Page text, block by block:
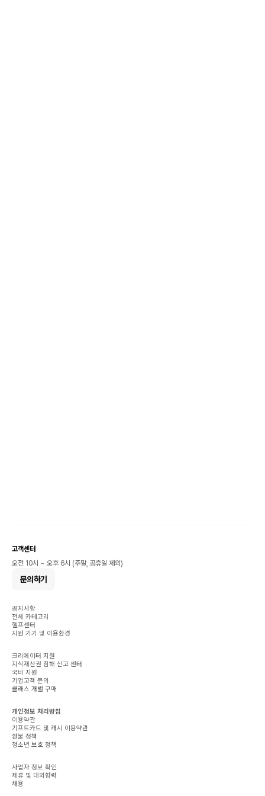
고객센터
오전 10시 ~ 오후 6시 (주말, 공휴일 제외)
문의하기
공지사항
전체 카테고리
헬프센터
지원 기기 및 이용환경
크리에이터 지원
지식재산권 침해 신고 센터
국비 지원
기업고객 문의
클래스 개별 구매
개인정보 처리방침
이용약관
기프트카드 및 캐시 이용약관
환불 정책
청소년 보호 정책
사업자 정보 확인
제휴 및 대외협력
채용